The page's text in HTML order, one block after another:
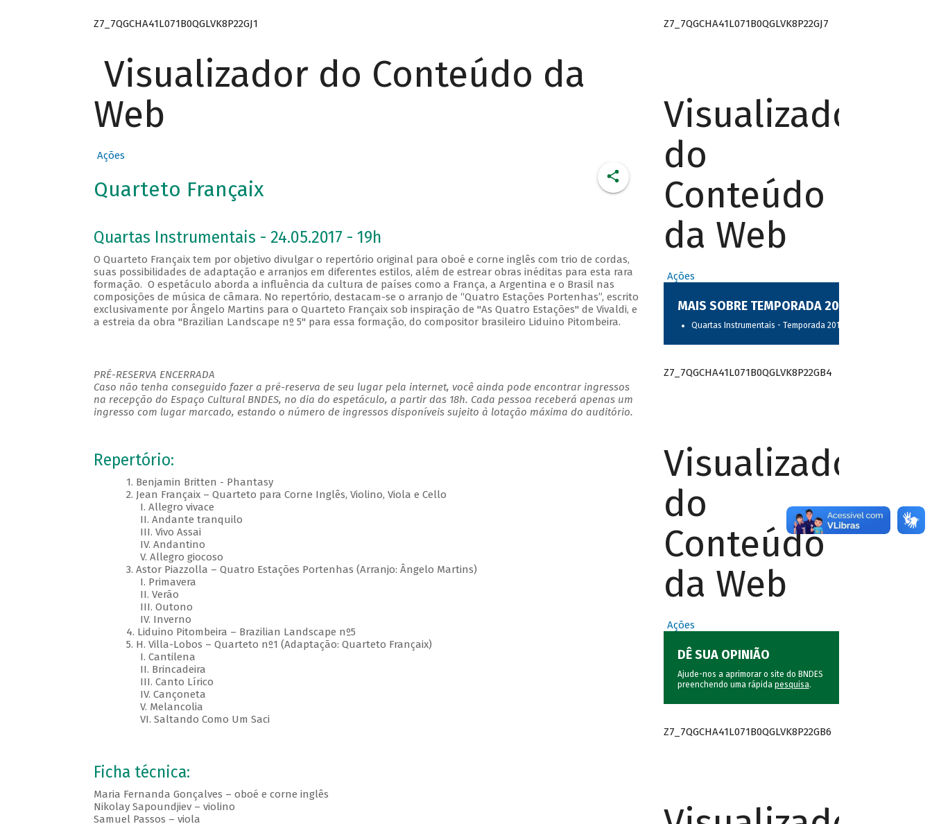
Z7_7QGCHA41L071B0QGLVK8P22GJ1
Visualizador do Conteúdo da
Web
Ações
Quarteto Françaix
Quartas Instrumentais - 24.05.2017 - 19h
O Quarteto Françaix tem por objetivo divulgar o repertório original para oboé e corne inglês com trio de cordas,
suas possibilidades de adaptação e arranjos em diferentes estilos, além de estrear obras inéditas para esta rara
formação. O espetáculo aborda a influência da cultura de países como a França, a Argentina e o Brasil nas
composições de música de câmara. No repertório, destacam-se o arranjo de “Quatro Estações Portenhas”, escrito
exclusivamente por Ângelo Martins para o Quarteto Françaix sob inspiração de "As Quatro Estações" de Vivaldi, e
a estreia da obra "Brazilian Landscape nº 5" para essa formação, do compositor brasileiro Liduino Pitombeira.
PRÉ-RESERVA ENCERRADA
Caso não tenha conseguido fazer a pré-reserva de seu lugar pela internet, você ainda pode encontrar ingressos
na recepção do Espaço Cultural BNDES, no dia do espetáculo, a partir das 18h. Cada pessoa receberá apenas um
ingresso com lugar marcado, estando o número de ingressos disponíveis sujeito à lotação máxima do auditório.
Repertório:
1. Benjamin Britten - Phantasy
2. Jean Françaix – Quarteto para Corne Inglês, Violino, Viola e Cello
I. Allegro vivace
II. Andante tranquilo
III. Vivo Assai
IV. Andantino
V. Allegro giocoso
3. Astor Piazzolla – Quatro Estações Portenhas (Arranjo: Ângelo Martins)
I. Primavera
II. Verão
III. Outono
IV. Inverno
4. Liduino Pitombeira – Brazilian Landscape nº5
5. H. Villa-Lobos – Quarteto nº1 (Adaptação: Quarteto Françaix)
I. Cantilena
II. Brincadeira
III. Canto Lírico
IV. Cançoneta
V. Melancolia
VI. Saltando Como Um Saci
Ficha técnica:
Maria Fernanda Gonçalves – oboé e corne inglês
Nikolay Sapoundjiev – violino
Samuel Passos – viola
Z7_7QGCHA41L071B0QGLVK8P22GJ7
Visualizador
do
Conteúdo
da Web
Ações
MAIS SOBRE TEMPORADA 2017
Quartas Instrumentais - Temporada 2017
Z7_7QGCHA41L071B0QGLVK8P22GB4
Visualizador
do
Conteúdo
da Web
Ações
DÊ SUA OPINIÃO
Ajude-nos a aprimorar o site do BNDES
preenchendo uma rápida pesquisa.
Z7_7QGCHA41L071B0QGLVK8P22GB6